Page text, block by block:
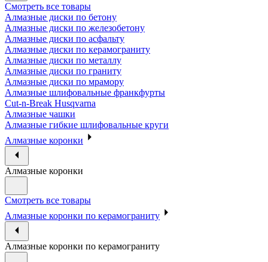
Смотреть все товары
Алмазные диски по бетону
Алмазные диски по железобетону
Алмазные диски по асфальту
Алмазные диски по керамограниту
Алмазные диски по металлу
Алмазные диски по граниту
Алмазные диски по мрамору
Алмазные шлифовальные франкфурты
Cut-n-Break Husqvarna
Алмазные чашки
Алмазные гибкие шлифовальные круги
Алмазные коронки
Алмазные коронки
Смотреть все товары
Алмазные коронки по керамограниту
Алмазные коронки по керамограниту